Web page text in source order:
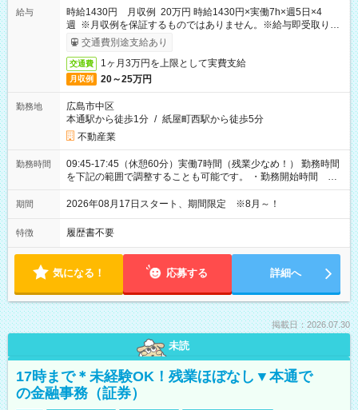
給与
時給1430円 月収例 20万円 時給1430円×実働7h×週5日×4
週 ※月収例を保証するものではありません。※給与即受取りサ
ービス利用可（利用条件有）
交通費別途支給あり
交通費 1ヶ月3万円を上限として実費支給
月収例 20～25万円
勤務地
広島市中区
本通駅から徒歩1分 / 紙屋町西駅から徒歩5分
不動産業
勤務時間
09:45-17:45（休憩60分）実働7時間（残業少なめ！） 勤務時間
を下記の範囲で調整することも可能です。 ・勤務開始時間
09:45～12:30 ・勤務終了時間 15:45～18:30 ・実働 05:00～
07:45
期間 2026年08月17日スタート、期間限定 ※8月～！
特徴 履歴書不要
気になる！ 応募する 詳細へ
掲載日：2026.07.30
未読
17時まで＊未経験OK！残業ほぼなし▼本通で
の金融事務（証券）